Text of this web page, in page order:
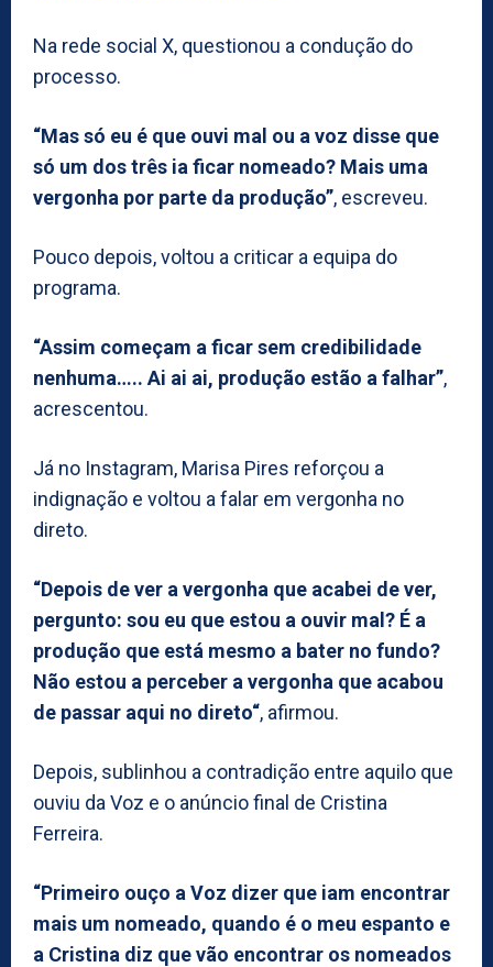
Na rede social X, questionou a condução do
processo.
“Mas só eu é que ouvi mal ou a voz disse que
só um dos três ia ficar nomeado? Mais uma
vergonha por parte da produção”, escreveu.
Pouco depois, voltou a criticar a equipa do
programa.
“Assim começam a ficar sem credibilidade
nenhuma….. Ai ai ai, produção estão a falhar”,
acrescentou.
Já no Instagram, Marisa Pires reforçou a
indignação e voltou a falar em vergonha no
direto.
“Depois de ver a vergonha que acabei de ver,
pergunto: sou eu que estou a ouvir mal? É a
produção que está mesmo a bater no fundo?
Não estou a perceber a vergonha que acabou
de passar aqui no direto“, afirmou.
Depois, sublinhou a contradição entre aquilo que
ouviu da Voz e o anúncio final de Cristina
Ferreira.
“Primeiro ouço a Voz dizer que iam encontrar
mais um nomeado, quando é o meu espanto e
a Cristina diz que vão encontrar os nomeados